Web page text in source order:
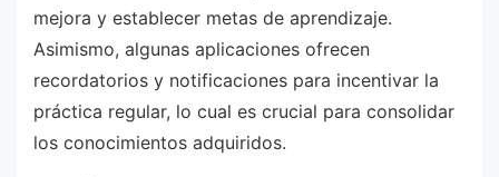
mejora y establecer metas de aprendizaje.
Asimismo, algunas aplicaciones ofrecen
recordatorios y notificaciones para incentivar la
práctica regular, lo cual es crucial para consolidar
los conocimientos adquiridos.